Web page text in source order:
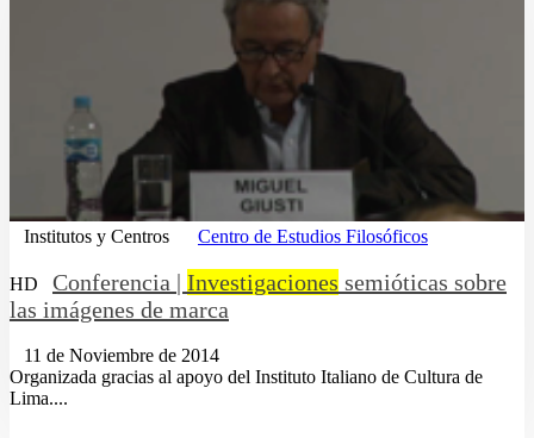
Institutos y Centros Centro de Estudios Filosóficos
HD Conferencia | Investigaciones semióticas sobre
las imágenes de marca
11 de Noviembre de 2014
Organizada gracias al apoyo del Instituto Italiano de Cultura de
Lima....